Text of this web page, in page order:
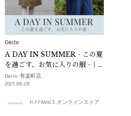
Déclic
A DAY IN SUMMER - この夏
を過ごす、お気に入りの服 -｜
Déclic
Déclic 有楽町店
2025.06.28
H.P.FRANCE オンラインストア